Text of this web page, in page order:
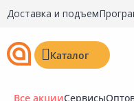
Доставка и подъем
Каталог
Все акцииСервисы